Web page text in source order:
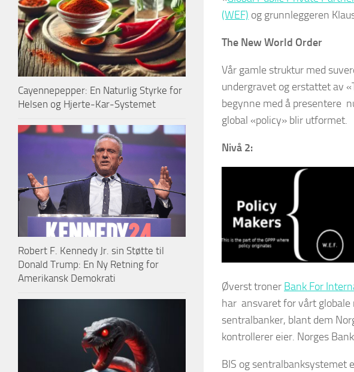
(WEF) og grunnleggeren
The New World Order
Vår gamle struktur med
undergravet og erstattet av
begynne med å presentere
global «policy» blir utformet.
Nivå 2:
Øverst troner Bank For
har ansvaret for vårt
sentralbanker, blant dem
kontrollerer eier. Norges
BIS og sentralbanksystemet
Cayennepepper: En Naturlig Styrke for
Helsen og Hjerte-Kar-Systemet
Robert F. Kennedy Jr. sin Støtte til
Donald Trump: En Ny Retning for
Amerikansk Demokrati